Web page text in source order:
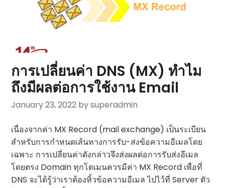
การเปลี่ยนค่า DNS (MX) ทำไม
ถึงมีผลต่อการใช้งาน Email
January 23, 2022 by superadmin
เนื่องจากค่า MX Record (mail exchange) เป็นระเบียน
สำหรับการกำหนดเส้นทางการรับ-ส่งข้อความอีเมลโดย
เฉพาะ การเปลี่ยนค่าดังกล่าวจึงส่งผลต่อการรับส่งอีเมล
โดยตรง Domain ทุกโดเมนควรมีค่า MX Record เพื่อที่
DNS จะได้รู้ว่าเราต้องหิ้วข้อความอีเมล ไปไว้ที่ Server ตัว